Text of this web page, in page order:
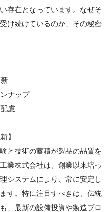
存在となっています。なぜそ
け続けているのか、その秘密
ナップ
慮
】
と技術の蓄積が製品の品質を
業株式会社は、創業以来培っ
システムにより、常に安定し
す。特に注目すべきは、伝統
、最新の設備投資や製造プロ